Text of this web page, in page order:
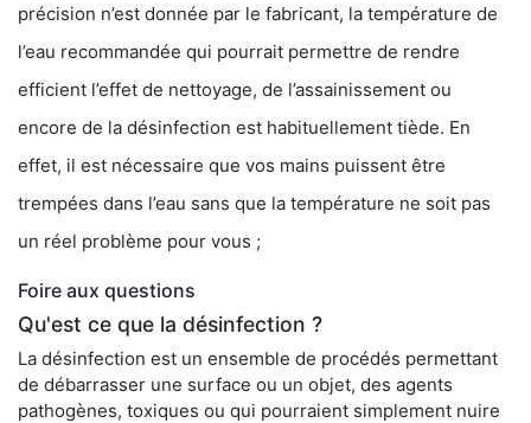
précision n’est donnée par le fabricant, la température de
l’eau recommandée qui pourrait permettre de rendre
efficient l’effet de nettoyage, de l’assainissement ou
encore de la désinfection est habituellement tiède. En
effet, il est nécessaire que vos mains puissent être
trempées dans l’eau sans que la température ne soit pas
un réel problème pour vous ;
Foire aux questions
Qu'est ce que la désinfection ?
La désinfection est un ensemble de procédés permettant
de débarrasser une surface ou un objet, des agents
pathogènes, toxiques ou qui pourraient simplement nuire